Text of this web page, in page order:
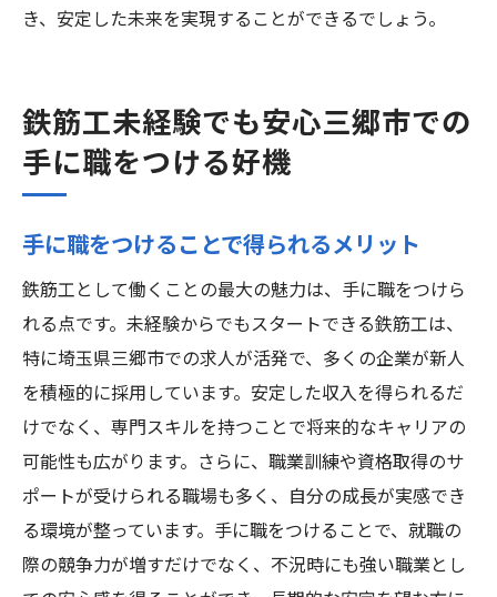
き、安定した未来を実現することができるでしょう。
鉄筋工未経験でも安心三郷市での
手に職をつける好機
手に職をつけることで得られるメリット
鉄筋工として働くことの最大の魅力は、手に職をつけら
れる点です。未経験からでもスタートできる鉄筋工は、
特に埼玉県三郷市での求人が活発で、多くの企業が新人
を積極的に採用しています。安定した収入を得られるだ
けでなく、専門スキルを持つことで将来的なキャリアの
可能性も広がります。さらに、職業訓練や資格取得のサ
ポートが受けられる職場も多く、自分の成長が実感でき
る環境が整っています。手に職をつけることで、就職の
際の競争力が増すだけでなく、不況時にも強い職業とし